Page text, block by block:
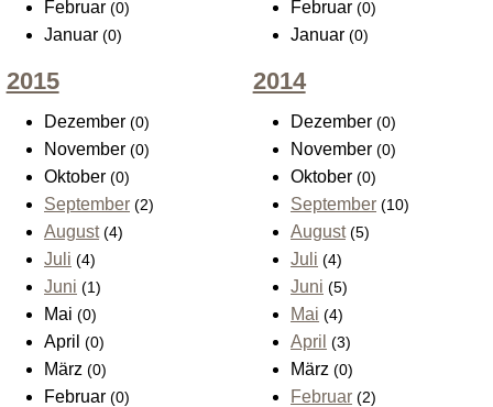
Februar (0)
Januar (0)
Februar(0)
Januar(0)
2015
Dezember (0)
November (0)
Oktober (0)
September (2)
August (4)
Juli (4)
Juni (1)
Mai (0)
April (0)
März (0)
Februar (0)
2014
Dezember(0)
November(0)
Oktober(0)
September (10)
August (5)
Juli (4)
Juni (5)
Mai (4)
April (3)
März(0)
Februar (2)